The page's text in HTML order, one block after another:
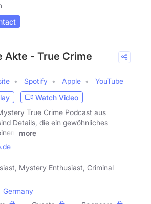
Akte - True Crime
Spotify Apple
YouTube
Watch Video
True Crime Podcast aus
Details, die ein gewöhnliches
more
Mystery Enthusiast, Criminal
Germany